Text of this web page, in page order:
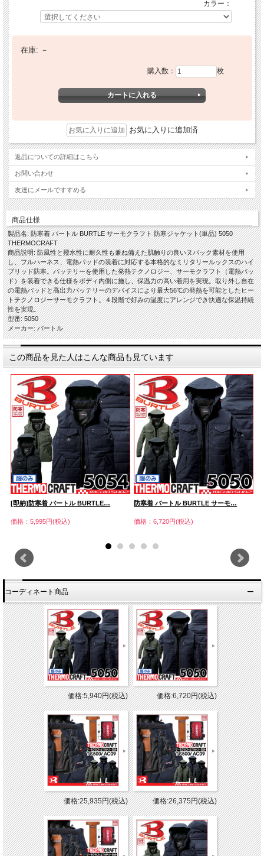
カラー：
在庫: －
購入数： 枚
お気に入りに追加済
返品についての詳細はこちら
お問い合わせ
友達にメールですすめる
商品仕様
製品名: 防寒着 バートル BURTLE サーモクラフト 防寒ジャケット(単品) 5050
THERMOCRAFT
商品説明: 防風性と撥水性に耐久性も兼ね備えた肌触りの良いヌバック素材を使用
し、フルハーネス、電熱パッドの装着に対応する本格的なミリタリールックスのハイ
ブリッド防寒。バッテリーを使用した発熱テクノロジー、サーモクラフト（電熱パッ
ド）を装着できる仕様をボディ内側に施し、保温力の高い着用を実現。取り外し自在
の電熱パッドと高出力バッテリーのデバイスにより最大56℃の発熱を可能としたヒー
トテクノロジーサーモクラフト。４段階で好みの温度にアレンジでき快適な保温持続
性を実現。
型番: 5050
メーカー: バートル
この商品を見た人はこんな商品も見ています
[即納]防寒着 バートル BURTLE…
価格：5,995円(税込)
防寒着 バートル BURTLE サーモ…
価格：6,720円(税込)
コーディネート商品
価格:5,940円(税込) 価格:6,720円(税込)
価格:25,935円(税込) 価格:26,375円(税込)